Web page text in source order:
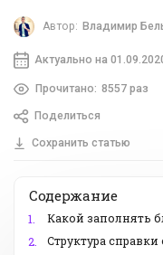
Автор: Владимир
Актуально на
Прочитано: 8557 раз
Поделиться
Сохранить статью
Содержание
1.
Какой заполнять
2.
Структура